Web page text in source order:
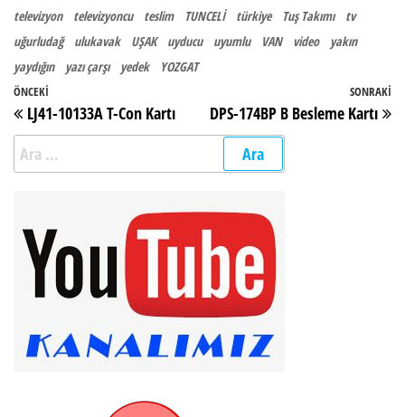
televizyon
televizyoncu teslim TUNCELİ türkiye Tuş Takımı
tv
uğurludağ
ulukavak UŞAK uyducu uyumlu VAN video
yakın
yaydığın
yazı çarşı yedek YOZGAT
Yazı gezinmesi
Önceki Yazı
ÖNCEKI
LJ41-10133A T-Con Kartı
SONRAKI
DPS-174BP B Besleme Kartı
Arama: